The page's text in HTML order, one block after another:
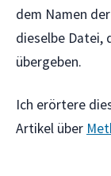
dem Namen
dieselbe Datei,
übergeben.
Ich erörtere
Artikel über